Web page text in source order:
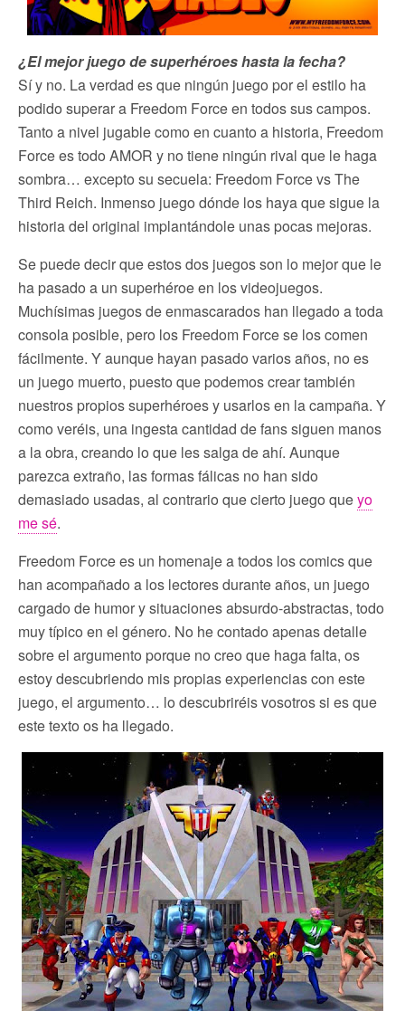
¿El mejor juego de superhéroes hasta la fecha?
Sí y no. La verdad es que ningún juego por el estilo ha
podido superar a Freedom Force en todos sus campos.
Tanto a nivel jugable como en cuanto a historia, Freedom
Force es todo AMOR y no tiene ningún rival que le haga
sombra… excepto su secuela: Freedom Force vs The
Third Reich. Inmenso juego dónde los haya que sigue la
historia del original implantándole unas pocas mejoras.
Se puede decir que estos dos juegos son lo mejor que le
ha pasado a un superhéroe en los videojuegos.
Muchísimas juegos de enmascarados han llegado a toda
consola posible, pero los Freedom Force se los comen
fácilmente. Y aunque hayan pasado varios años, no es
un juego muerto, puesto que podemos crear también
nuestros propios superhéroes y usarlos en la campaña. Y
como veréis, una ingesta cantidad de fans siguen manos
a la obra, creando lo que les salga de ahí. Aunque
parezca extraño, las formas fálicas no han sido
demasiado usadas, al contrario que cierto juego queyo
me sé.
Freedom Force es un homenaje a todos los comics que
han acompañado a los lectores durante años, un juego
cargado de humor y situaciones absurdo-abstractas, todo
muy típico en el género. No he contado apenas detalle
sobre el argumento porque no creo que haga falta, os
estoy descubriendo mis propias experiencias con este
juego, el argumento… lo descubriréis vosotros si es que
este texto os ha llegado.